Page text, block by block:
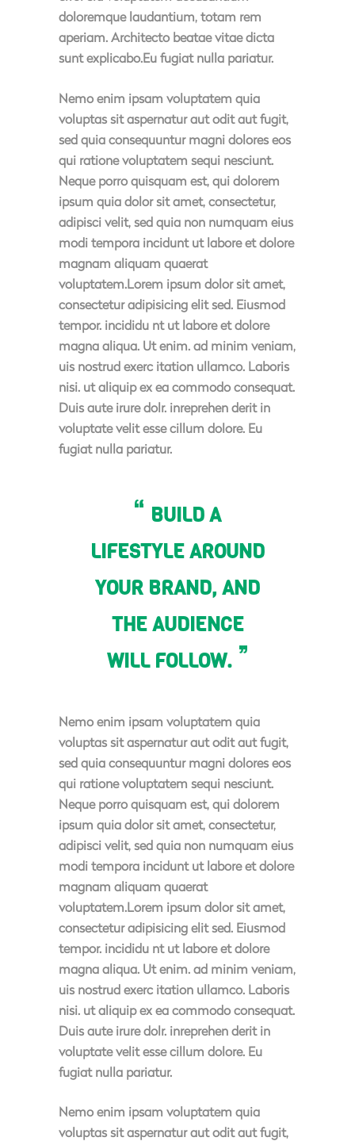
doloremque laudantium, totam rem
aperiam. Architecto beatae vitae dicta
sunt explicabo.Eu fugiat nulla pariatur.
Nemo enim ipsam voluptatem quia
voluptas sit aspernatur aut odit aut fugit,
sed quia consequuntur magni dolores eos
qui ratione voluptatem sequi nesciunt.
Neque porro quisquam est, qui dolorem
ipsum quia dolor sit amet, consectetur,
adipisci velit, sed quia non numquam eius
modi tempora incidunt ut labore et dolore
magnam aliquam quaerat
voluptatem.Lorem ipsum dolor sit amet,
consectetur adipisicing elit sed. Eiusmod
tempor. incididu nt ut labore et dolore
magna aliqua. Ut enim. ad minim veniam,
uis nostrud exerc itation ullamco. Laboris
nisi. ut aliquip ex ea commodo consequat.
Duis aute irure dolr. inreprehen derit in
voluptate velit esse cillum dolore. Eu
fugiat nulla pariatur.
BUILD A
LIFESTYLE AROUND
YOUR BRAND, AND
THE AUDIENCE
WILL FOLLOW.
Nemo enim ipsam voluptatem quia
voluptas sit aspernatur aut odit aut fugit,
sed quia consequuntur magni dolores eos
qui ratione voluptatem sequi nesciunt.
Neque porro quisquam est, qui dolorem
ipsum quia dolor sit amet, consectetur,
adipisci velit, sed quia non numquam eius
modi tempora incidunt ut labore et dolore
magnam aliquam quaerat
voluptatem.Lorem ipsum dolor sit amet,
consectetur adipisicing elit sed. Eiusmod
tempor. incididu nt ut labore et dolore
magna aliqua. Ut enim. ad minim veniam,
uis nostrud exerc itation ullamco. Laboris
nisi. ut aliquip ex ea commodo consequat.
Duis aute irure dolr. inreprehen derit in
voluptate velit esse cillum dolore. Eu
fugiat nulla pariatur.
Nemo enim ipsam voluptatem quia
voluptas sit aspernatur aut odit aut fugit,